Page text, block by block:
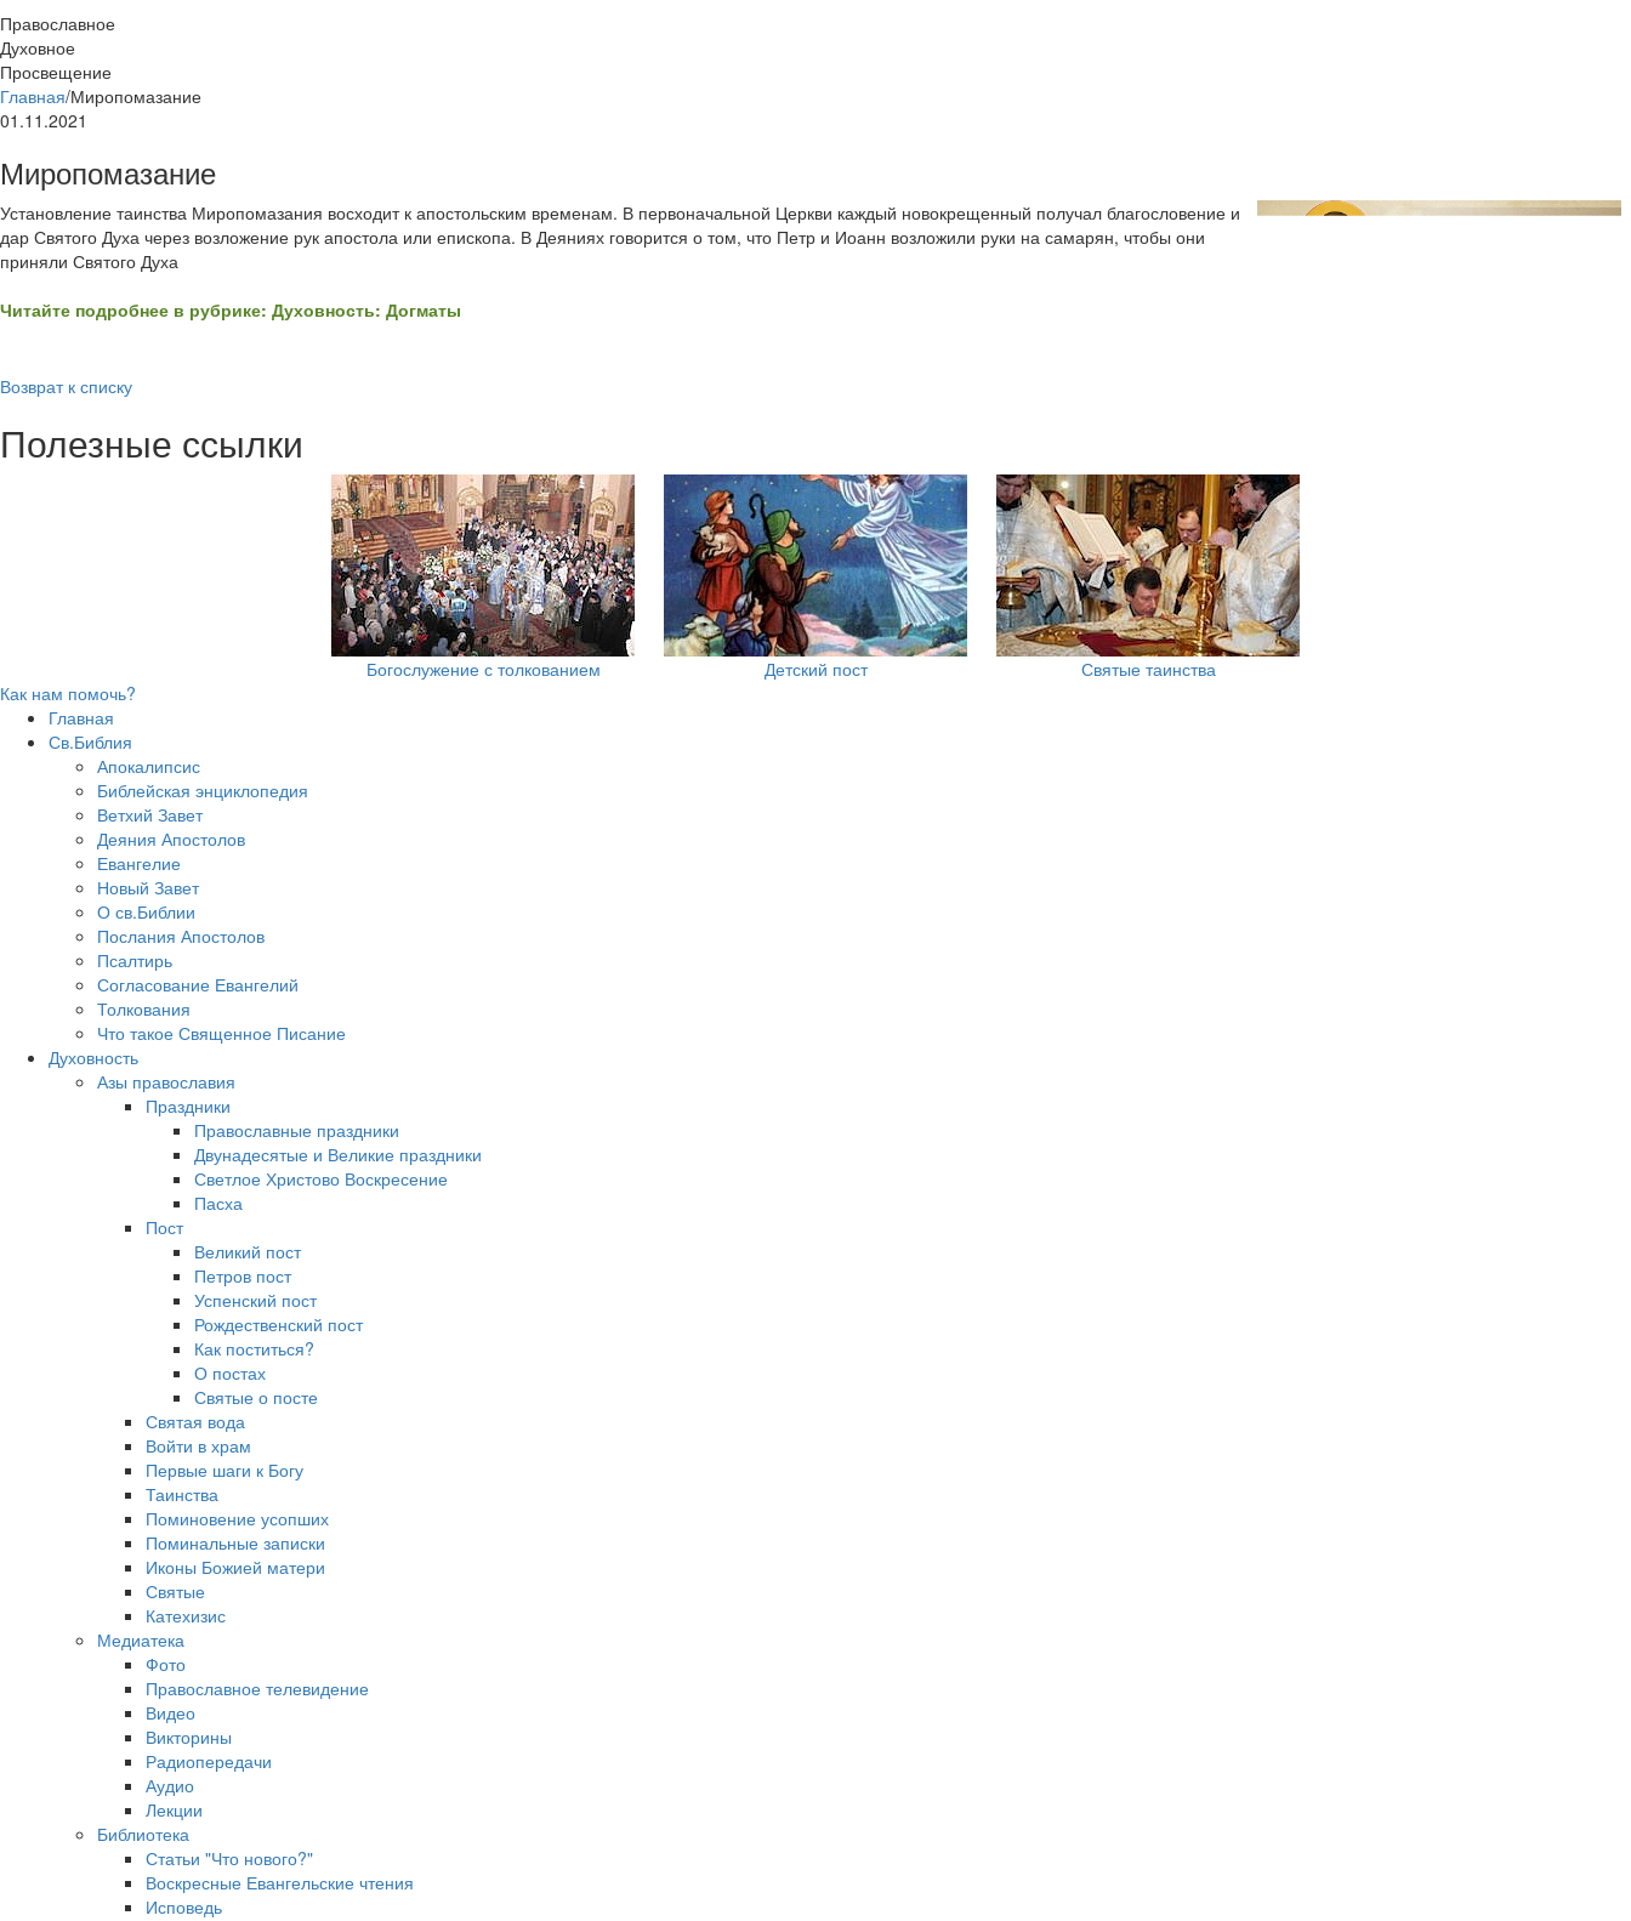
Православное
Духовное
Просвещение
Главная/Миропомазание
01.11.2021
Миропомазание
Установление таинства Миропомазания восходит к апостольским временам. В первоначальной Церкви каждый новокрещенный получал благословение и
дар Святого Духа через возложение рук апостола или епископа. В Деяниях говорится о том, что Петр и Иоанн возложили руки на самарян, чтобы они
приняли Святого Духа
Читайте подробнее в рубрике: Духовность: Догматы
Возврат к списку
Полезные ссылки
Богослужение с толкованием Детский пост
Святые таинства
Как нам помочь?
Главная
Св.Библия
Апокалипсис
Библейская энциклопедия
Ветхий Завет
Деяния Апостолов
Евангелие
Новый Завет
О св.Библии
Послания Апостолов
Псалтирь
Согласование Евангелий
Толкования
Что такое Священное Писание
Духовность
Азы православия
Праздники
Православные праздники
Двунадесятые и Великие праздники
Светлое Христово Воскресение
Пасха
Пост
Великий пост
Петров пост
Успенский пост
Рождественский пост
Как поститься?
О постах
Святые о посте
Святая вода
Войти в храм
Первые шаги к Богу
Таинства
Поминовение усопших
Поминальные записки
Иконы Божией матери
Святые
Катехизис
Медиатека
Фото
Православное телевидение
Видео
Викторины
Радиопередачи
Аудио
Лекции
Библиотека
Статьи "Что нового?"
Воскресные Евангельские чтения
Исповедь